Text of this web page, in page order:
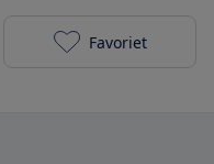
Batavus
Favoriet